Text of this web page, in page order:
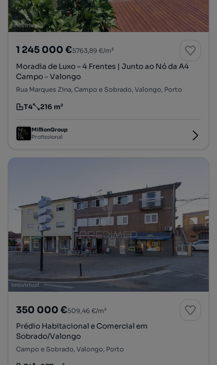
1 245 000 €5763,89 €/m²
Moradia de Luxo – 4 Frentes | Junto ao Nó da A4
Campo - Valongo
Rua Marques Zina, Campo e Sobrado, Valongo, Porto
Tipologia
T4
Preço por metro quadrado
216 m²
MillionGroup
Profissional
350 000 €509,46 €/m²
Prédio Habitacional e Comercial em
Sobrado/Valongo
Campo e Sobrado, Valongo, Porto